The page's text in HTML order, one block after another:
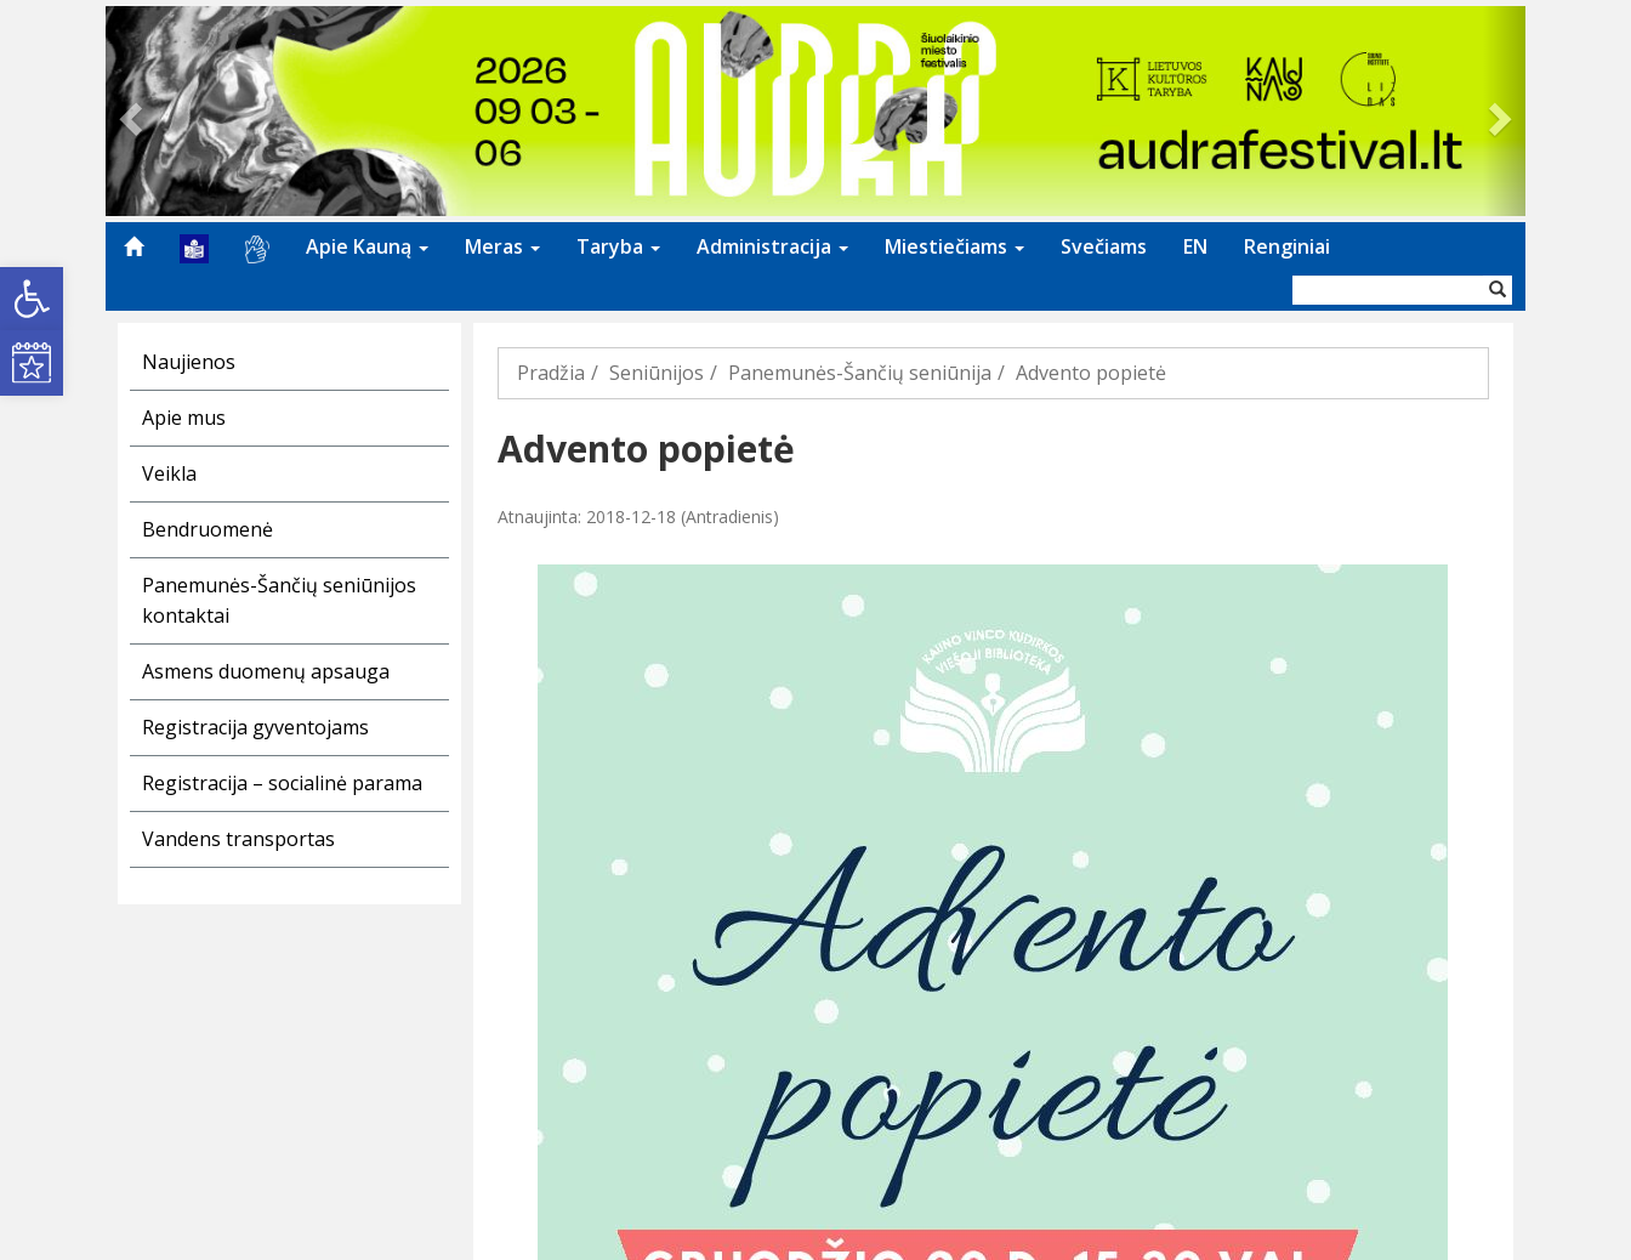
Open toolbar
Kultūros renginiai
Previous
Apie Kauną Meras Taryba Administracija Miestiečiams Svečiams EN Renginiai
forma
Naujienos
Apie mus
Veikla
Bendruomenė
Panemunės-Šančių seniūnijos
kontaktai
Asmens duomenų apsauga
Registracija gyventojams
Registracija – socialinė parama
Vandens transportas
Pradžia Seniūnijos Panemunės-Šančių seniūnija Advento popietė
Advento popietė
Atnaujinta: 2018-12-18 (Antradienis)